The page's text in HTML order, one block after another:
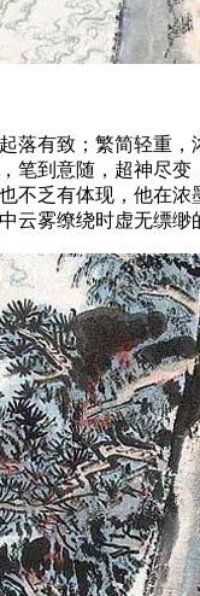
落有致；繁简轻重
笔到意随，超神尽
不乏有体现，他在
云雾缭绕时虚无缥缈